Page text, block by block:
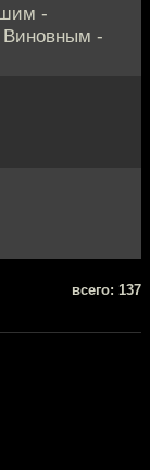
-
Виновным -
всего: 137